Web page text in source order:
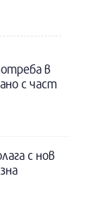
в
с част
с нов